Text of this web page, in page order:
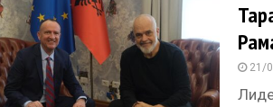
21/